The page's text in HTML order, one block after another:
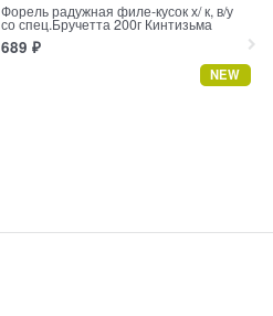
Форель радужная филе-кусок х/ к, в/у
со спец.Бручетта 200г Кинтизьма
689 ₽
NEW